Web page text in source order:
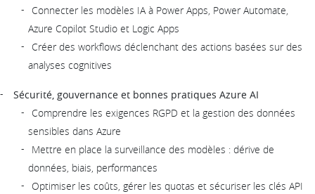
Connecter les modèles IA à Power Apps, Power Automate,
Azure Copilot Studio et Logic Apps
Créer des workflows déclenchant des actions basées sur des
analyses cognitives
Sécurité, gouvernance et bonnes pratiques Azure AI
Comprendre les exigences RGPD et la gestion des données
sensibles dans Azure
Mettre en place la surveillance des modèles : dérive de
données, biais, performances
Optimiser les coûts, gérer les quotas et sécuriser les clés API